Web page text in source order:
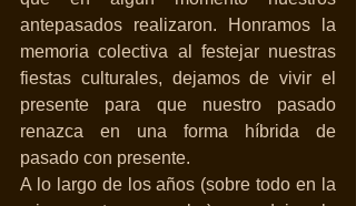
antepasados realizaron. Honramos la
memoria colectiva al festejar nuestras
fiestas culturales, dejamos de vivir el
presente para que nuestro pasado
renazca en una forma híbrida de
pasado con presente.
A lo largo de los años (sobre todo en la